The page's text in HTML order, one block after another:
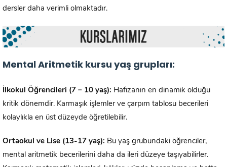
dersler daha verimli olmaktadır.
Mental Aritmetik kursu yaş grupları:
İlkokul Öğrencileri (7 – 10 yaş): Hafızanın en dinamik olduğu
kritik dönemdir. Karmaşık işlemler ve çarpım tablosu becerileri
kolaylıkla en üst düzeyde öğretilebilir.
Ortaokul ve Lise (13-17 yaş): Bu yaş grubundaki öğrenciler,
mental aritmetik becerilerini daha da ileri düzeye taşıyabilirler.